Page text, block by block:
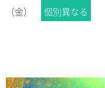
（金）
個別異なる